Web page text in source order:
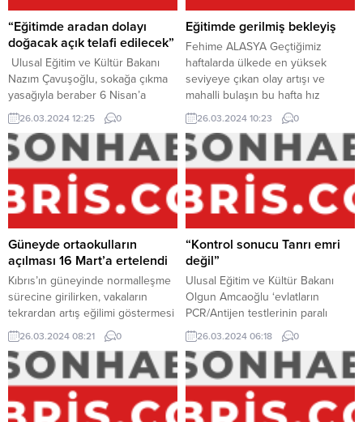
“Eğitimde aradan dolayı
doğacak açık telafi edilecek”
Ulusal Eğitim ve Kültür Bakanı
Nazım Çavuşoğlu, sokağa çıkma
yasağıyla beraber 6 Nisan’a
uzayan eğitimdeki aradan
doğacak açığın telafi edilmesine
ilişkin çalışmaların devam ettiğini
belirtti. Çavuşoğlu, BRT’de
katılmış olduğu bir programda
yapmış olduğu konuşmada,
gerekmesi halinde öğretim yılı
erken başlatılarak eğitim
kayıplarının her türlü...
26.03.2024 12:25 0
Eğitimde gerilmiş bekleyiş
Fehime ALASYA Geçtiğimiz
haftalarda ülkede en yüksek
seviyeye çıkan olay artışı ve
mahalli bulaşın bu hafta hız
kesmesiyle gözler karşı karşıya
eğitimin başlamış olacağı
öngörülen 1 Ekim’e çevrildi. Eğitim
Bakanlığı ve Bulaşıcı Hastalıklar
Üst Komitesi, okulların 1 Ekim’de
açılıp açılmayacağına dair
bilinmezliğini hala korurken sıhhat
bunların...
26.03.2024 10:23 0
Güneyde ortaokulların
açılması 16 Mart’a ertelendi
Kıbrıs’ın güneyinde normalleşme
sürecine girilirken, vakaların
tekrardan artış eğilimi göstermesi
ile beraber ortaokulların açılması
da 16 Mart’a ertelendi. Olay ve
hastaneye yatışların artması
endişesinden dolayı kısıtlamaların
“yavaş ve istikrarlı adımlarla”
kaldırıldığını yazan Politis
26.03.2024 08:21 0
“Kontrol sonucu Tanrı emri
değil”
Ulusal Eğitim ve Kültür Bakanı
Olgun Amcaoğlu ‘evlatların
PCR/Antijen testlerinin paralı
olmayacağının açık ve net’
bulunduğunu söylemiş oldu,
‘Alınan kararlar Tanrı emri değil”
dedi. Ulusal Eğitim ve Kültür
Bakanı Olgun Amcaoğlu, Kanal
Sim’de katılmış olduğu SABAH
26.03.2024 06:18 0